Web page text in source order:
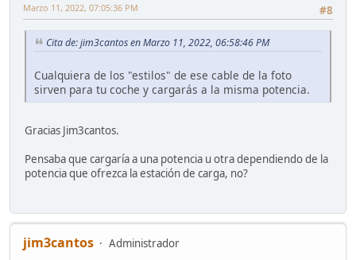
#8
Marzo 11, 2022, 07:05:36 PM
Cita de: jim3cantos en Marzo 11, 2022, 06:58:46 PM
Cualquiera de los "estilos" de ese cable de la foto
sirven para tu coche y cargarás a la misma potencia.
Gracias Jim3cantos.
Pensaba que cargaría a una potencia u otra dependiendo de la
potencia que ofrezca la estación de carga, no?
jim3cantos
Administrador